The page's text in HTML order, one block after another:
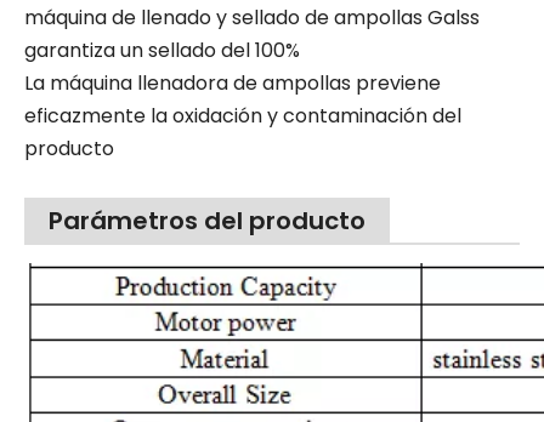
máquina de llenado y sellado de ampollas Galss
garantiza un sellado del 100%
La máquina llenadora de ampollas previene
eficazmente la oxidación y contaminación del
producto
Parámetros del producto